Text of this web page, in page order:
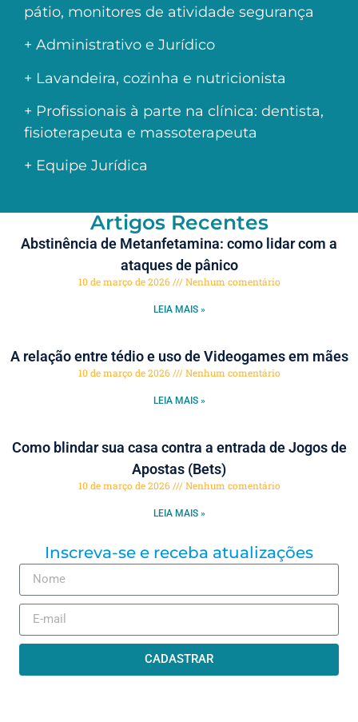
pátio, monitores de atividade segurança
+ Administrativo e Jurídico
+ Lavandeira, cozinha e nutricionista
+ Profissionais à parte na clínica: dentista,
fisioterapeuta e massoterapeuta
+ Equipe Jurídica
Artigos Recentes
Abstinência de Metanfetamina: como lidar com a
ataques de pânico
10 de março de 2026 Nenhum comentário
LEIA MAIS »
A relação entre tédio e uso de Videogames em mães
10 de março de 2026 Nenhum comentário
LEIA MAIS »
Como blindar sua casa contra a entrada de Jogos de
Apostas (Bets)
10 de março de 2026 Nenhum comentário
LEIA MAIS »
Inscreva-se e receba atualizações
CADASTRAR